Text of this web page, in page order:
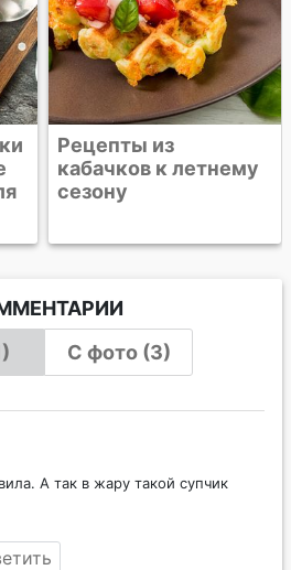
С фото (3)
А так в жару такой супчик